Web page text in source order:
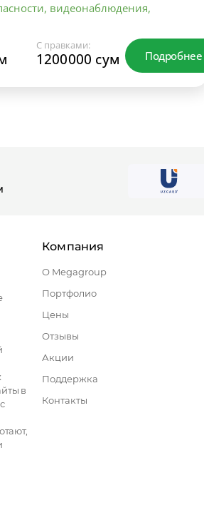
видеонаблюдения,
С правками:
1200000 сум Подробнее
в
Компания
О Megagroup
Портфолио
Цены
Отзывы
Акции
Поддержка
Контакты